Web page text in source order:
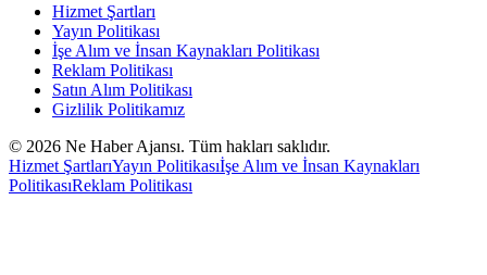
Hizmet Şartları
Yayın Politikası
İşe Alım ve İnsan Kaynakları Politikası
Reklam Politikası
Satın Alım Politikası
Gizlilik Politikamız
© 2026 Ne Haber Ajansı. Tüm hakları saklıdır.
Hizmet ŞartlarıYayın Politikasıİşe Alım ve İnsan Kaynakları
PolitikasıReklam Politikası